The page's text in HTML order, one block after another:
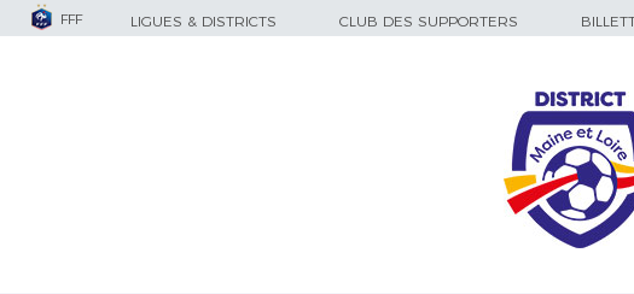
FFF LIGUES & DISTRICTS CLUB DES SUPPORTERS